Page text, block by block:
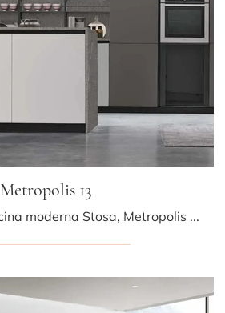
Metropolis 13
Se desideri una cucina moderna Stosa, Metropolis 13 in Pet ti aspetta nel nostro negozio di Cucine Moderne con penisola.